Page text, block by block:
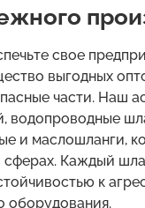
свое
выгодных
части. Наш
водопроводные
и маслошланги,
Каждый
к
оборудования.